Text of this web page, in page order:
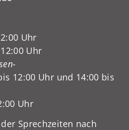
Uhr
Uhr
12:00 Uhr und 14:00 bis
Uhr
Sprechzeiten nach